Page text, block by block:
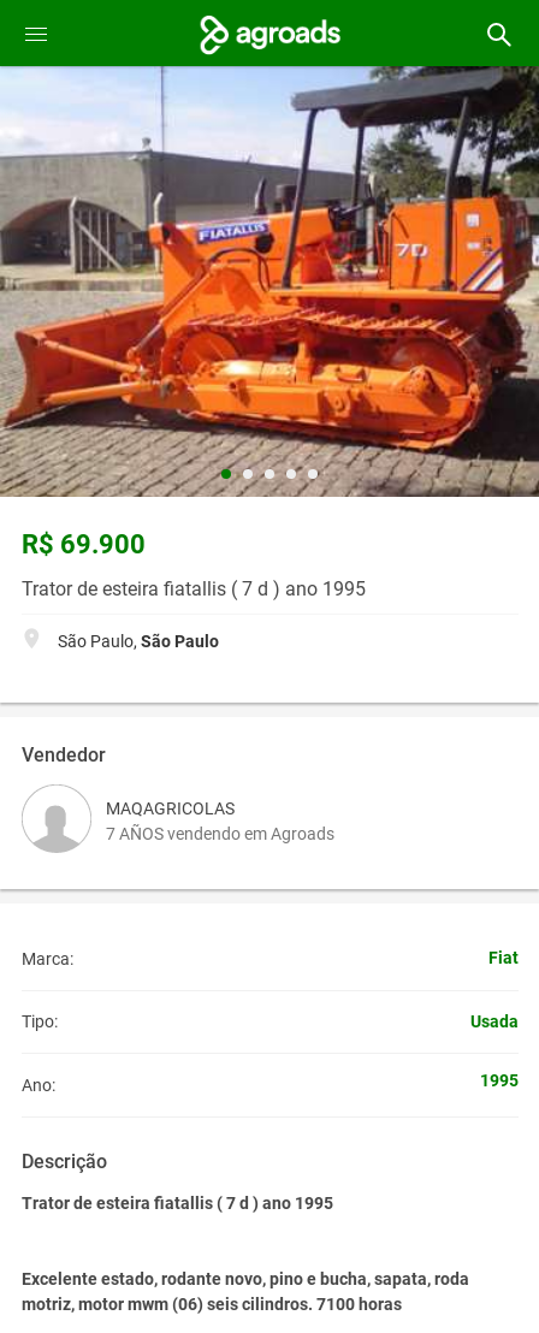
R$ 69.900
Trator de esteira fiatallis ( 7 d ) ano 1995
São Paulo, São Paulo
Vendedor
MAQAGRICOLAS
7 AÑOS vendendo em Agroads
Marca: Fiat
Tipo: Usada
Ano: 1995
Descrição
Trator de esteira fiatallis ( 7 d ) ano 1995
Excelente estado, rodante novo, pino e bucha, sapata, roda
motriz, motor mwm (06) seis cilindros. 7100 horas